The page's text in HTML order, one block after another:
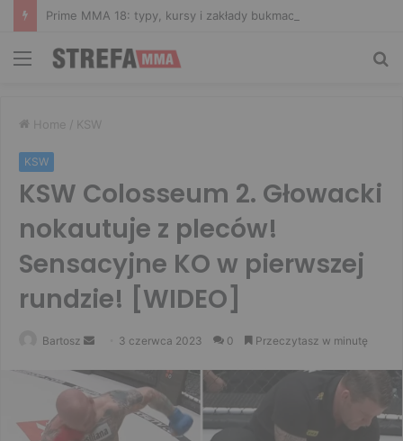
Menu
Home / KSW
KSW
KSW Colosseum 2. Głowacki
nokautuje z pleców!
Sensacyjne KO w pierwszej
rundzie! [WIDEO]
Bartosz
Send
email
3 czerwca 2023 0 Przeczytasz w minutę